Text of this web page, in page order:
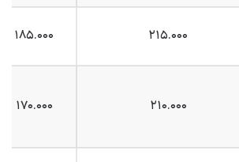
۲۱۵.۰۰۰ ۱۸۵.۰۰۰
۲۱۰.۰۰۰ ۱۷۰.۰۰۰